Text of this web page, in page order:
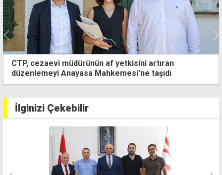
CTP, cezaevi müdürünün af yetkisini artıran
düzenlemeyi Anayasa Mahkemesi'ne taşıdı
İlginizi Çekebilir